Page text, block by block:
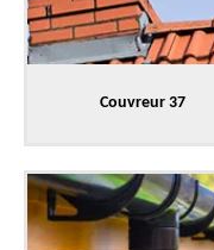
Couvreur 37